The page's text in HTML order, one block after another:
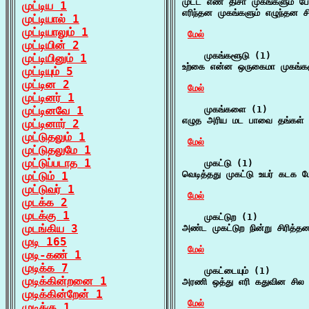
முட்டிய 1
முட்டியால் 1
முட்டியாலும் 1
முட்டியின் 2
முட்டியினும் 1
முட்டியும் 5
முட்டின 2
முட்டினர் 1
முட்டினவே 1
முட்டினார் 2
முட்டுதலும் 1
முட்டுதலுமே 1
முட்டுப்படாத 1
முட்டும் 1
முட்டுவர் 1
முடக்க 2
முடக்கு 1
முடங்கிய 3
முடி 165
முடி-கண் 1
முடிக்க 7
முடிக்கின்றனை 1
முடிக்கின்றேன் 1
எரிந்தன முகங்களும்
மேல்
    முகங்களூடு (1)
உற்கை என்ன ஒருகைமா
மேல்
    முகங்களை (1)
எழுத அரிய மட பாவை தங்கள்
மேல்
    முகட்டு (1)
வெடித்தது முகட்டு உயர் கடக
மேல்
    முகட்டுற (1)
அண்ட முகட்டுற நின்று
மேல்
    முகட்டையும் (1)
அரணி ஒத்து எரி கதுவின
மேல்